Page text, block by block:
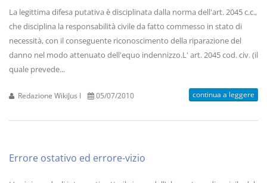
La legittima difesa putativa è disciplinata dalla norma dell'art. 2045 c.c.,
che disciplina la responsabilità civile da fatto commesso in stato di
necessità, con il conseguente riconoscimento della riparazione del
danno nel modo attenuato dell'equo indennizzo.L' art. 2045 cod. civ. (il
quale prevede...
Redazione WikiJus I 05/07/2010 continua a leggere
Errore ostativo ed errore-vizio